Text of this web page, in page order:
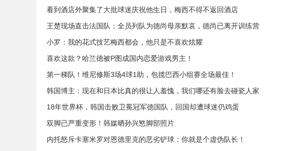
看到酒店外聚集了大批球迷庆祝他生日，梅西不得不返回酒店
王楚现场直击法国队：全员列队为德尚母亲默哀，德尚已离开训练营
小罗：我的花式技艺梅西都会，他只是不喜欢炫耀
喜欢这款？哈兰德被P图成国内恋爱游戏男主！
第一梯队！维尼修斯3场4球1助，包揽巴西小组赛全场最佳！
韩国博主：现在和日本比真的很让人羞愧，我们哪还有脸去碰瓷人家
18年世界杯，韩国击败卫冕冠军德国队，回国却遭球迷仍鸡蛋
双脚已严重变形！韩媒晒孙兴慜脚部照片
内托怒斥卡塞米罗对恩德里克的恶劣铲球：你就是个虚伪队长！